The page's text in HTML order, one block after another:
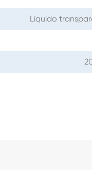
Líquido